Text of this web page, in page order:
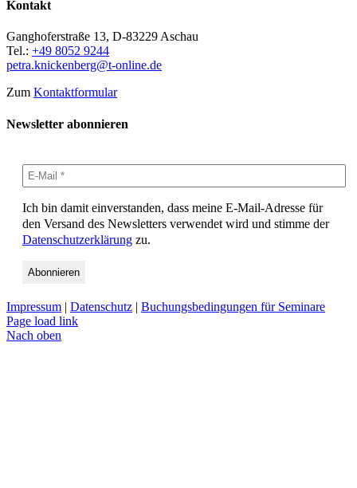
Kontakt
Ganghoferstraße 13, D-83229 Aschau
Tel.: +49 8052 9244
petra.knickenberg@t-online.de
Zum Kontaktformular
Newsletter abonnieren
Ich bin damit einverstanden, dass meine E-Mail-Adresse für
den Versand des Newsletters verwendet wird und stimme der
Datenschutzerklärung zu.
Impressum | Datenschutz | Buchungsbedingungen für Seminare
Page load link
Nach oben